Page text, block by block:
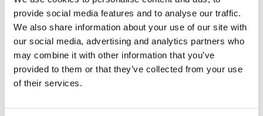
provide social media features and to analyse our traffic.
We also share information about your use of our site with
our social media, advertising and analytics partners who
may combine it with other information that you’ve
provided to them or that they’ve collected from your use
of their services.
case’ów z mijającego roku jest koronnym
dowodem...
Dane kontaktowe